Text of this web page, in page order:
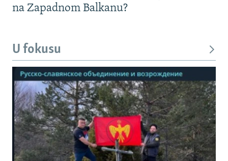
na Zapadnom Balkanu?
U fokusu